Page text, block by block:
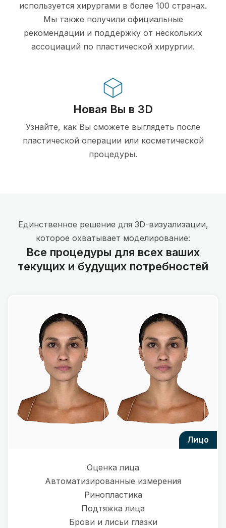
используется хирургами в более 100 странах.
Мы также получили официальные
рекомендации и поддержку от нескольких
ассоциаций по пластической хирургии.
Новая Вы в 3D
Узнайте, как Вы сможете выглядеть после
пластической операции или косметической
процедуры.
Единственное решение для 3D-визуализации,
которое охватывает моделирование:
Все процедуры для всех ваших
текущих и будущих потребностей
лицо
Оценка лица
Автоматизированные измерения
Ринопластика
Подтяжка лица
Брови и лисьи глазки